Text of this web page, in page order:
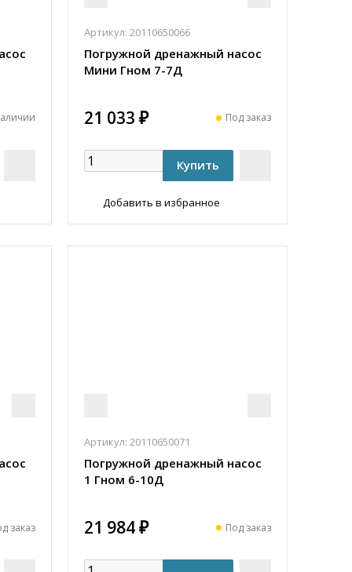
Артикул: 20110650066
Погружной дренажный насос
Мини Гном 7-7Д
21 033 ₽ Под заказ
Добавить в избранное
заказ
Артикул: 20110650071
Погружной дренажный насос
1 Гном 6-10Д
21 984 ₽ Под заказ